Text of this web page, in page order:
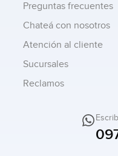
Preguntas frecuentes
Chateá con nosotros
Atención al cliente
Sucursales
Reclamos